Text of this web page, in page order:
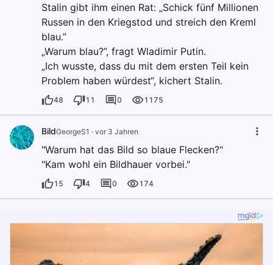
Stalin gibt ihm einen Rat: „Schick fünf Millionen
Russen in den Kriegstod und streich den Kreml
blau.”
„Warum blau?”, fragt Wladimir Putin.
„Ich wusste, dass du mit dem ersten Teil kein
Problem haben würdest“, kichert Stalin.
48 11 0 1175
BildGeorgeS1 · vor 3 Jahren
"Warum hat das Bild so blaue Flecken?"
"Kam wohl ein Bildhauer vorbei."
15 4 0 174